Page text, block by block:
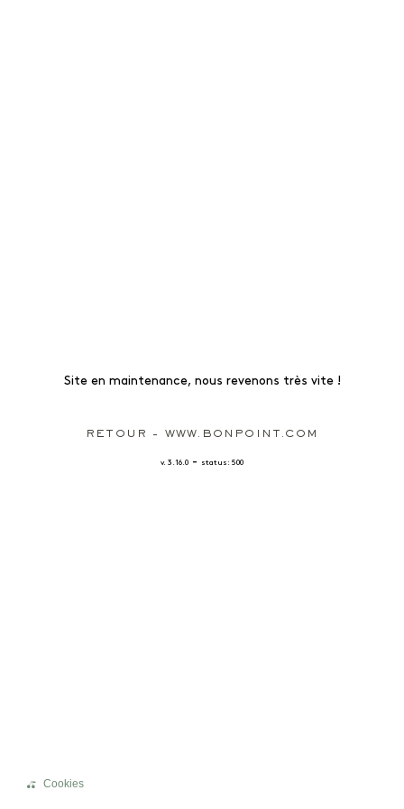
Site en maintenance, nous revenons très vite !
RETOUR - WWW.BONPOINT.COM
v. 3.16.0 - status: 500